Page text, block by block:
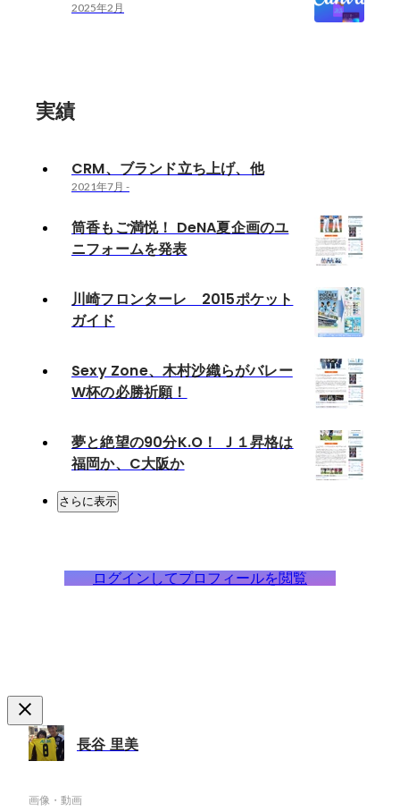
2025年2月
実績
CRM、ブランド立ち上げ、他
2021年7月 -
筒香もご満悦！ DeNA夏企画のユ
ニフォームを発表
川崎フロンターレ 2015ポケット
ガイド
Sexy Zone、木村沙織らがバレー
W杯の必勝祈願！
夢と絶望の90分K.O！ Ｊ１昇格は
福岡か、C大阪か
さらに表示
ログインしてプロフィールを閲覧
長谷 里美
画像・動画